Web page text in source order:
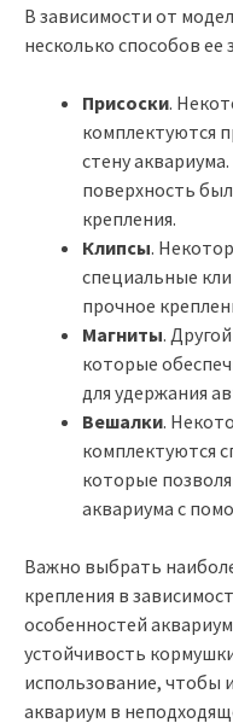
В зависимости от
несколько способов ее
Присоски.
комплектуются
стену
поверхность
крепления.
Клипсы.
специальные
прочное
Магниты.
которые
для удержания
Вешалки.
комплектуются
которые
аквариума с
Важно выбрать
крепления в
особенностей
устойчивость
использование, чтобы
аквариум в